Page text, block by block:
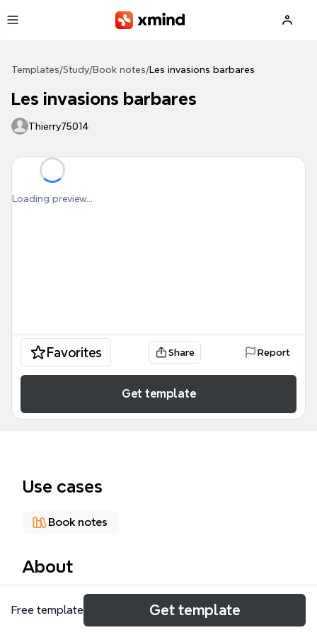
Templates/Study/Book notes/Les invasions barbares
Les invasions barbares
Thierry75014
Loading preview...
Favorites Share Report
Get template
Use cases
Book notes
About
La mind map « Les invasions barbares » analyse en
profondeur le film de Denys Arcand à travers 6
Free template Get template